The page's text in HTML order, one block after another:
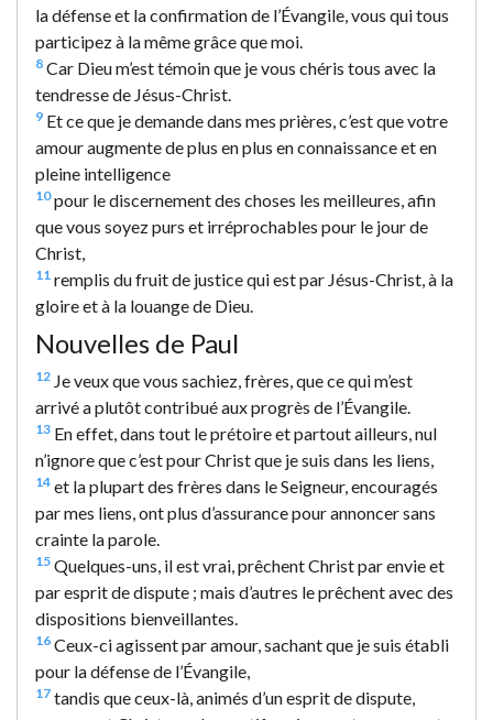
la défense et la confirmation de l’Évangile, vous qui tous
participez à la même grâce que moi.
8 Car Dieu m’est témoin que je vous chéris tous avec la
tendresse de Jésus-Christ.
9 Et ce que je demande dans mes prières, c’est que votre
amour augmente de plus en plus en connaissance et en
pleine intelligence
10pour le discernement des choses les meilleures, afin
que vous soyez purs et irréprochables pour le jour de
Christ,
11 remplis du fruit de justice qui est par Jésus-Christ, à la
gloire et à la louange de Dieu.
Nouvelles de Paul
12 Je veux que vous sachiez, frères, que ce qui m’est
arrivé a plutôt contribué aux progrès de l’Évangile.
13 En effet, dans tout le prétoire et partout ailleurs, nul
n’ignore que c’est pour Christ que je suis dans les liens,
14 et la plupart des frères dans le Seigneur, encouragés
par mes liens, ont plus d’assurance pour annoncer sans
crainte la parole.
15 Quelques-uns, il est vrai, prêchent Christ par envie et
par esprit de dispute ; mais d’autres le prêchent avec des
dispositions bienveillantes.
16 Ceux-ci agissent par amour, sachant que je suis établi
pour la défense de l’Évangile,
17 tandis que ceux-là, animés d’un esprit de dispute,